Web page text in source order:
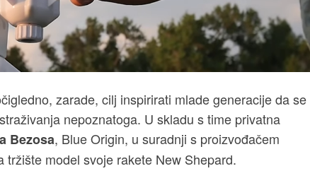
zarade, cilj inspirirati mlade generacije da se
nepoznatoga. U skladu s time privatna
Bezosa, Blue Origin, u suradnji s proizvođačem
model svoje rakete New Shepard.